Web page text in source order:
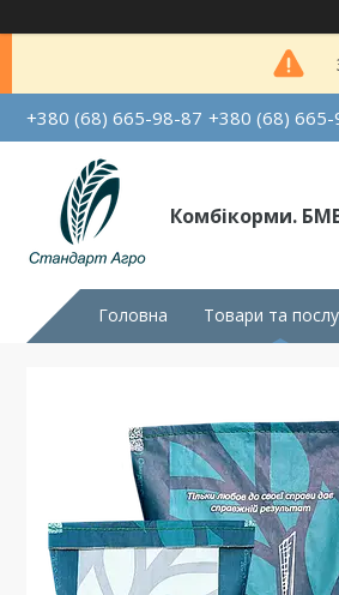
+380 (68) 665-98-87 +380 (68)
Комбікорми.
Головна Товари та